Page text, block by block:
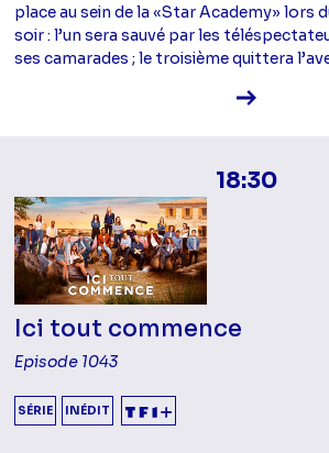
place au sein de la «Star Academy» lors
soir : l’un sera sauvé par les
ses camarades ; le troisième quittera
Voir la
18:30
Ici tout commence
Episode 1043
SÉRIE INÉDIT